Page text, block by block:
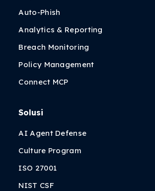
Auto-Phish
Analytics & Reporting
Breach Monitoring
Policy Management
Connect MCP
Solusi
AI Agent Defense
Culture Program
ISO 27001
NIST CSF